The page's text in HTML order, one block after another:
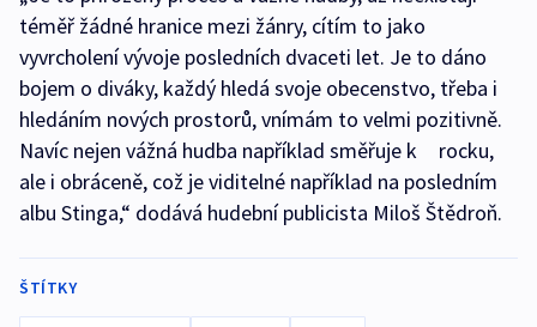
téměř žádné hranice mezi žánry, cítím to jako
vyvrcholení vývoje posledních dvaceti let. Je to dáno
bojem o diváky, každý hledá svoje obecenstvo, třeba i
hledáním nových prostorů, vnímám to velmi pozitivně.
Navíc nejen vážná hudba například směřuje k rocku,
ale i obráceně, což je viditelné například na posledním
albu Stinga,“ dodává hudební publicista Miloš Štědroň.
ŠTÍTKY